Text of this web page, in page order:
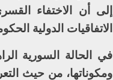
إلى أن الاختفاء
الاتفاقيات الدولية
في الحالة السورية
ومكوناتها، من حيث